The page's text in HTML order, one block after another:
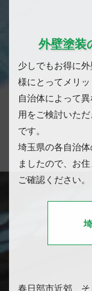
外壁塗装
少しでもお得に
様にとってメリ
自治体によって
用をご検討いた
です。
埼玉県の各自治
ましたので、お
ご確認ください。
春日部市近郊、